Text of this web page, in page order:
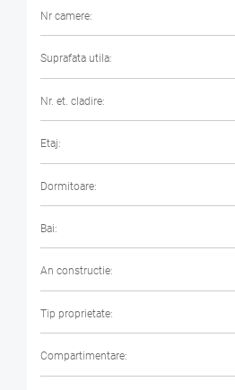
Nr camere:
Suprafata utila:
Nr. et. cladire:
Etaj:
Dormitoare:
Bai:
An constructie:
Tip proprietate:
Compartimentare: